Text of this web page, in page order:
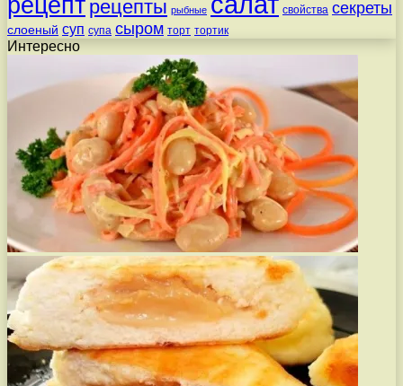
рецепт рецепты рыбные свойства секреты
слоеный суп супа сыром торт тортик
Интересно